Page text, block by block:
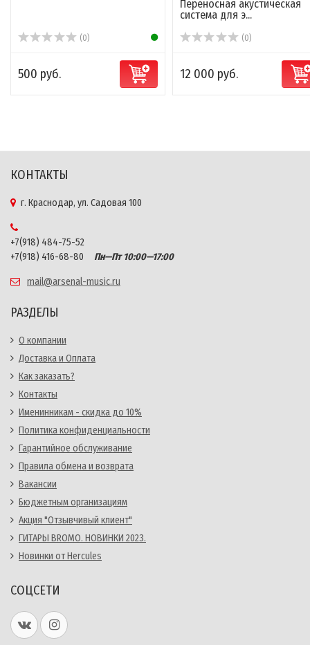
(0)
500 руб.
Переносная акустическая
система для э...
(0)
12 000 руб.
КОНТАКТЫ
г. Краснодар, ул. Садовая 100
+7(918) 484-75-52
+7(918) 416-68-80
Пн—Пт 10:00—17:00
mail@arsenal-music.ru
РАЗДЕЛЫ
О компании
Доставка и Оплата
Как заказать?
Контакты
Именинникам - скидка до 10%
Политика конфиденциальности
Гарантийное обслуживание
Правила обмена и возврата
Вакансии
Бюджетным организациям
Акция "Отзывчивый клиент"
ГИТАРЫ BROMO. НОВИНКИ 2023.
Новинки от Hercules
СОЦСЕТИ